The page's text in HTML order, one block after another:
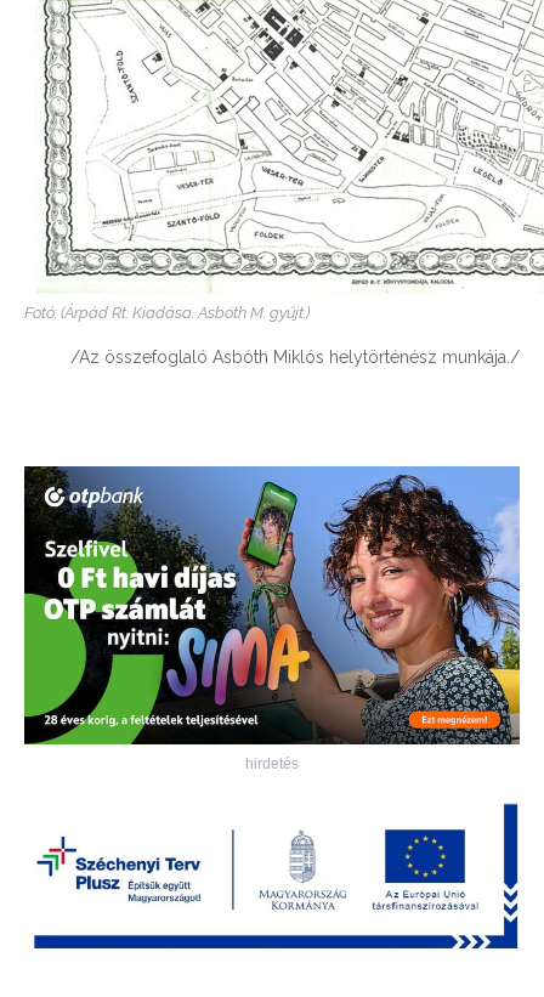
Fotó: (Árpád Rt. Kiadása. Asbóth M. gyűjt.)
/Az összefoglaló Asbóth Miklós helytörténész munkája./
hirdetés